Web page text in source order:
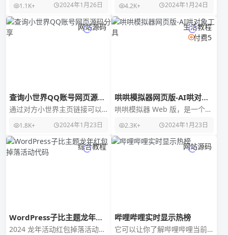
当时技术水平有限，所以主页
异常简陋，后来如愿以偿
1.1K+ 2024年1月26日
一些小更改，通
4.2K+ 2024年1月24日
网站源码
查询小世界QQ账号网页源码
分享
通过对方小世界主页链接可以
个页面供大家使用演示源码截
图
1.8K+ 2024年1月23日
生活教程
付费5
哄哄模拟器网页版-AI哄对象
工具
哄哄模拟器 Web 版，是一个AI
生，基于AI技术，你可以进入
到不同的场景
2.3K+ 2024年1月23日
综合教程
WordPress子比主题龙年红
包掉落活动代码
2024 龙年活动红包掉落活动是
网站源码
哔哩哔哩实时显示热榜
它可以让你了解哔哩哔哩当前